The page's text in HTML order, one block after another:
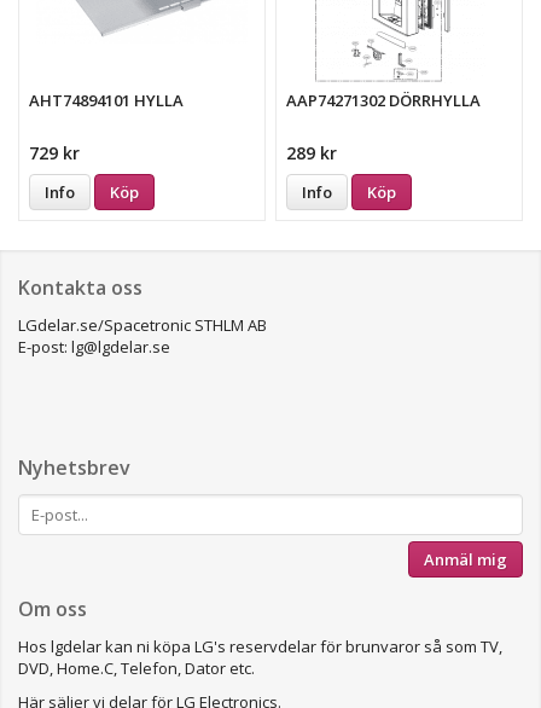
AHT74894101 HYLLA
729 kr
Info Köp
AAP74271302 DÖRRHYLLA
289 kr
Info Köp
Kontakta oss
LGdelar.se/Spacetronic STHLM AB
E-post: lg@lgdelar.se
Nyhetsbrev
Anmäl mig
Om oss
Hos lgdelar kan ni köpa LG's reservdelar för brunvaror så som TV,
DVD, Home.C, Telefon, Dator etc.
Här säljer vi delar för LG Electronics.